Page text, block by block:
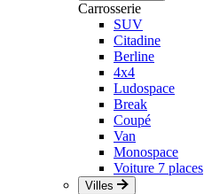
Carrosserie
SUV
Citadine
Berline
4x4
Ludospace
Break
Coupé
Van
Monospace
Voiture 7 places
Villes